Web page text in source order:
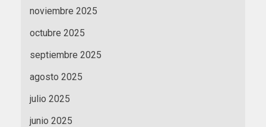
noviembre 2025
octubre 2025
septiembre 2025
agosto 2025
julio 2025
junio 2025